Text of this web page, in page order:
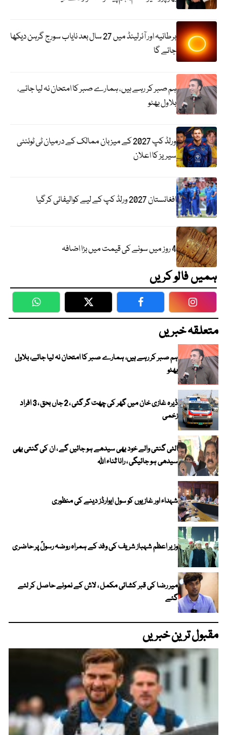
برطانیہ اور آئرلینڈ میں 27 سال بعد نایاب سورج گرہن دیکھا
جائے گا
ہم صبر کر رہے ہیں، ہمارے صبر کا امتحان نہ لیا جائے،
بلاول بھٹو
ورلڈ کپ 2027 کے میزبان ممالک کے درمیان ٹی ٹوئنٹی
سیریز کا اعلان
افغانستان 2027 ورلڈ کپ کے لیے کوالیفائی کرگیا
4 روز میں سونے کی قیمت میں بڑا اضافہ
ہمیں فالو کریں
WhatsApp Twitter Facebook
متعلقہ خبریں
ہم صبر کر رہے ہیں، ہمارے صبر کا امتحان نہ لیا جائے، بلاول
بھٹو
ڈیرہ غازی خان میں گھر کی چھت گر گئی ، 2 جاں بحق ، 3 افراد
زخمی
الٹی گنتی والے خود بھی سیدھے ہو جائیں گے ، ان کی گنتی بھی
سیدھی ہو جائیگی ، رانا ثناء اللہ
شہداء اور غازیوں کو سول ایوارڈز دینے کی منظوری
وزیر اعظم شہباز شریف کی وفد کے ہمراہ روضہ رسولؐ پر حاضری
میر رضا کی قبر کشائی مکمل ، لاش کے نمونے حاصل کر لئے
گئے
مقبول ترین خبریں